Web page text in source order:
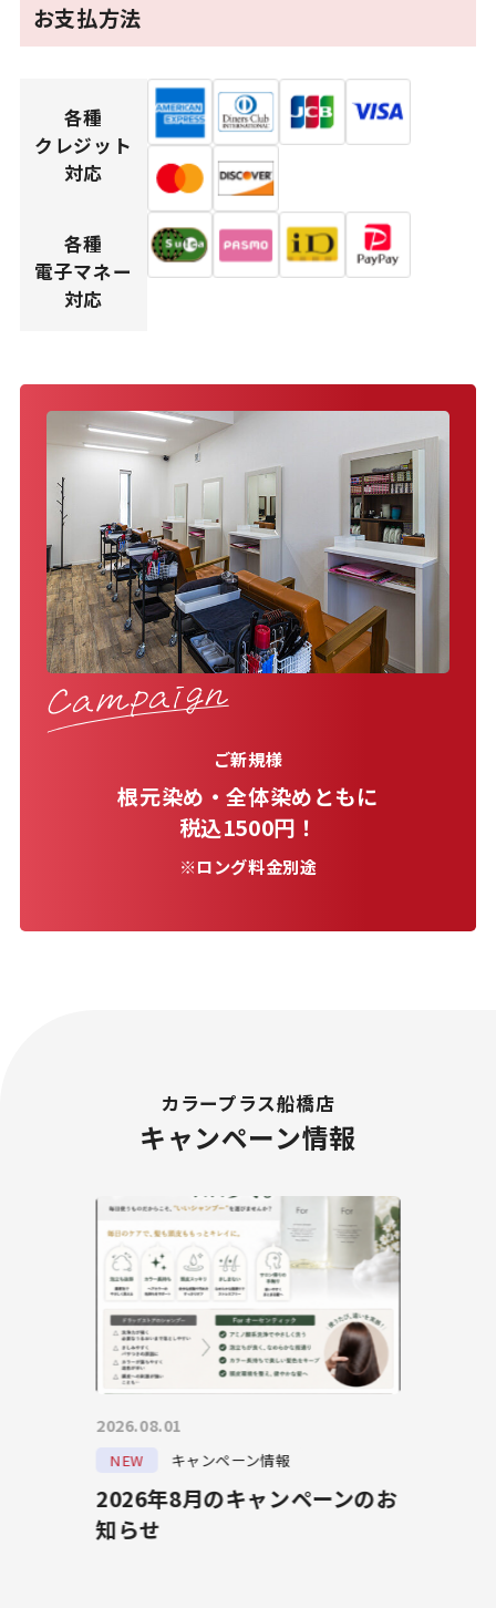
お支払方法
各種
クレジット
対応
各種
電子マネー
対応
ご新規様
根元染め・全体染めともに
税込1500円！
※ロング料金別途
カラープラス船橋店
キャンペーン情報
2026.08.01
NEW キャンペーン情報
2026年8月のキャンペーンのお
知らせ